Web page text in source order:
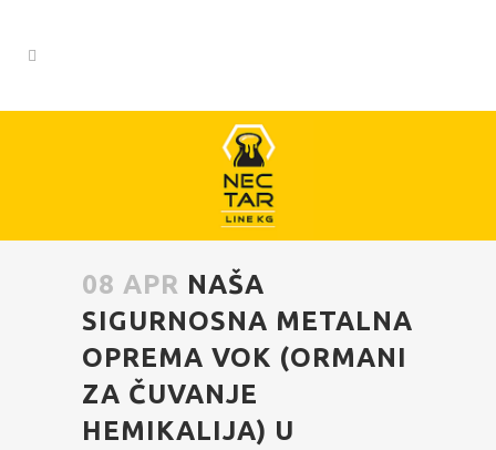
08 APR NAŠA
SIGURNOSNA METALNA
OPREMA VOK (ORMANI
ZA ČUVANJE
HEMIKALIJA) U